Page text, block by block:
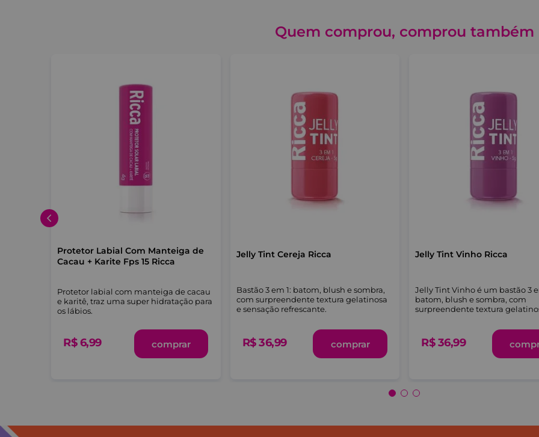
Quem comprou, comprou também
Protetor Labial Com Manteiga de
Cacau + Karite Fps 15 Ricca
Protetor labial com manteiga de cacau
e karitê, traz uma super hidratação para
os lábios.
R$ 6,99 comprar
Jelly Tint Cereja Ricca
Bastão 3 em 1: batom, blush e sombra,
com surpreendente textura gelatinosa
e sensação refrescante.
R$ 36,99 comprar
Jelly Tint Vinho Ricca
Jelly Tint Vinho é um bastão 3
batom, blush e sombra, com
surpreendente textura
R$ 36,99